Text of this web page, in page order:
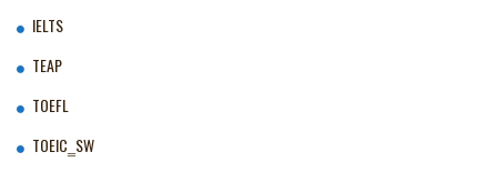
IELTS
TEAP
TOEFL
TOEIC‗SW